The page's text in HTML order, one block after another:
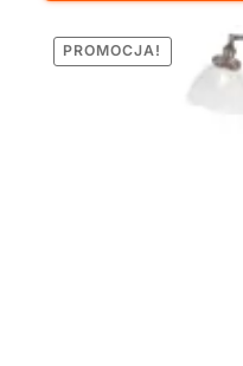
PROMOCJA!